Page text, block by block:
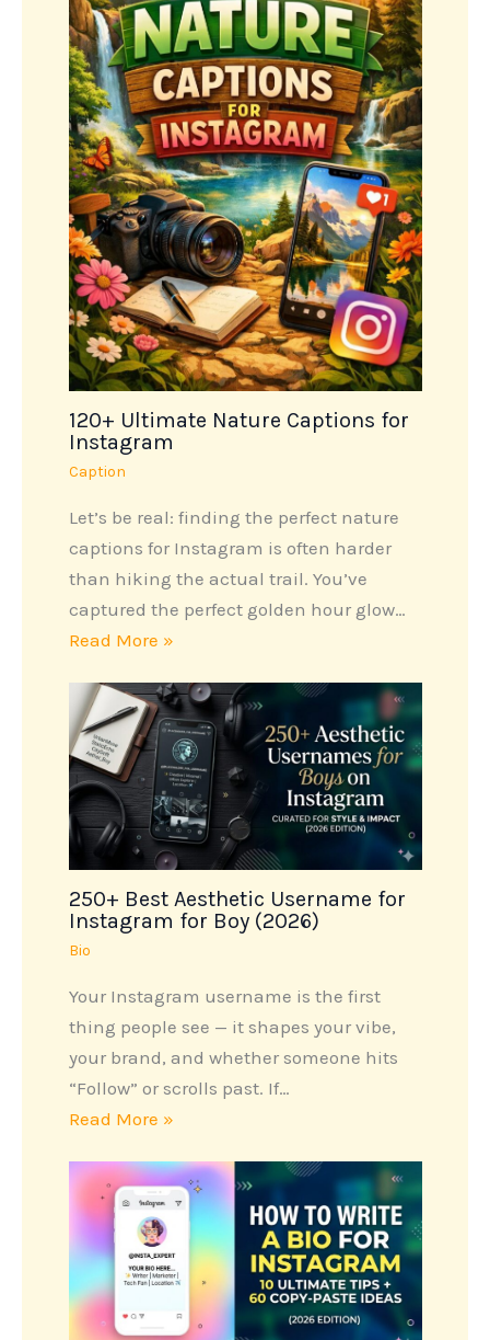
120+ Ultimate Nature Captions for
Instagram
Caption
Let’s be real: finding the perfect nature
captions for Instagram is often harder
than hiking the actual trail. You’ve
captured the perfect golden hour glow…
Read More »
250+ Best Aesthetic Username for
Instagram for Boy (2026)
Bio
Your Instagram username is the first
thing people see — it shapes your vibe,
your brand, and whether someone hits
“Follow” or scrolls past. If…
Read More »